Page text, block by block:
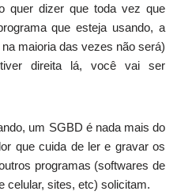
quer dizer que toda vez que
que esteja usando, a
maioria das vezes não será)
direita lá, você vai ser
um SGBD é nada mais do
que cuida de ler e gravar os
programas (softwares de
celular, sites, etc) solicitam.